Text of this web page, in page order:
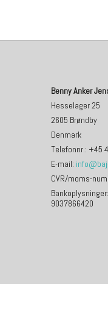
Benny Anker
Hesselager 25
2605 Brøndby
Denmark
Telefonnr.: +45
E-mail:
CVR/moms-
Bankoplysninger:
9037866420